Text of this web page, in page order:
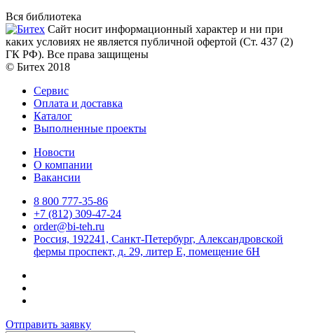
Вся библиотека
Сайт носит информационный характер и ни при
каких условиях не является публичной офертой (Ст. 437 (2)
ГК РФ). Все права защищены
© Битех 2018
Сервис
Оплата и доставка
Каталог
Выполненные проекты
Новости
О компании
Вакансии
8 800 777-35-86
+7 (812) 309-47-24
order@bi-teh.ru
Россия, 192241, Санкт-Петербург, Александровской
фермы проспект, д. 29, литер Е, помещение 6Н
Отправить заявку